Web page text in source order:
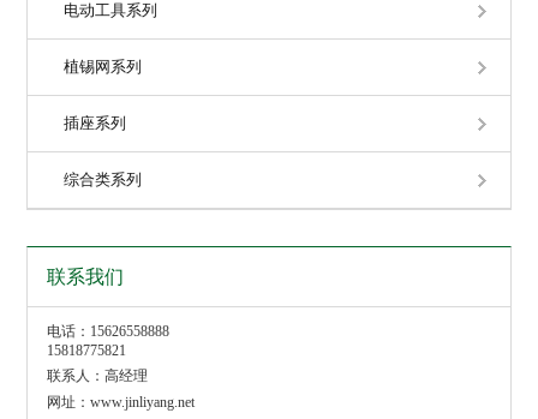
电动工具系列
植锡网系列
插座系列
综合类系列
联系我们
电话：15626558888
15818775821
联系人：高经理
网址：www.jinliyang.net